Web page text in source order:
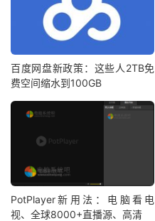
百度网盘新政策：这些人2TB免
费空间缩水到100GB
PotPlayer新用法：电脑看电
视、全球8000+直播源、高清